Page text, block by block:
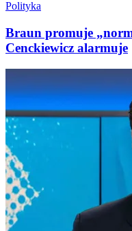
Polityka
Braun promuje
Cenckiewicz alarmuje